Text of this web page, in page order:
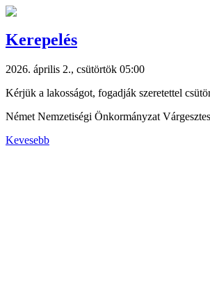
Kerepelés
2026. április 2., csütörtök 05:00
Kérjük a lakosságot, fogadják szeretettel
Német Nemzetiségi Önkormányzat Várgesztes
Kevesebb